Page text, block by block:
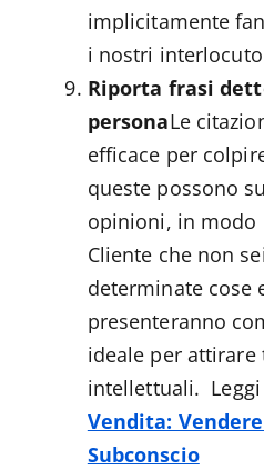
implicitamente
i nostri
Riporta frasi
personaLe
efficace per
queste possono
opinioni, in modo
Cliente che non
determinate cose
presenteranno
ideale per attirare
intellettuali. Leggi
Vendita:
Subconscio